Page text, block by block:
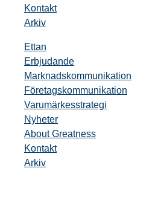
Kontakt
Arkiv
Ettan
Erbjudande
Marknadskommunikation
Företagskommunikation
Varumärkesstrategi
Nyheter
About Greatness
Kontakt
Arkiv